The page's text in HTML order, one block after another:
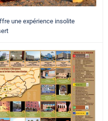
une expérience insolite